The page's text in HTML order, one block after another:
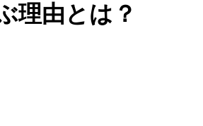
理由とは？